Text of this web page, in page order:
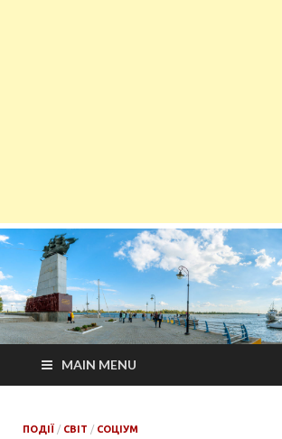
MAIN MENU
ПОДІЇ / СВІТ / СОЦІУМ